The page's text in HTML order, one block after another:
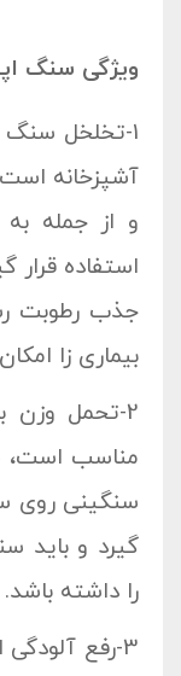
ویژگی سنگ
1-تخلخل سنگ
آشپزخانه
و از جمله
استفاده قرار
جذب رطوبت
بیماری زا
2-تحمل وزن
مناسب است،
سنگینی روی
گیرد و باید
را داشته باشد.
3-رفع